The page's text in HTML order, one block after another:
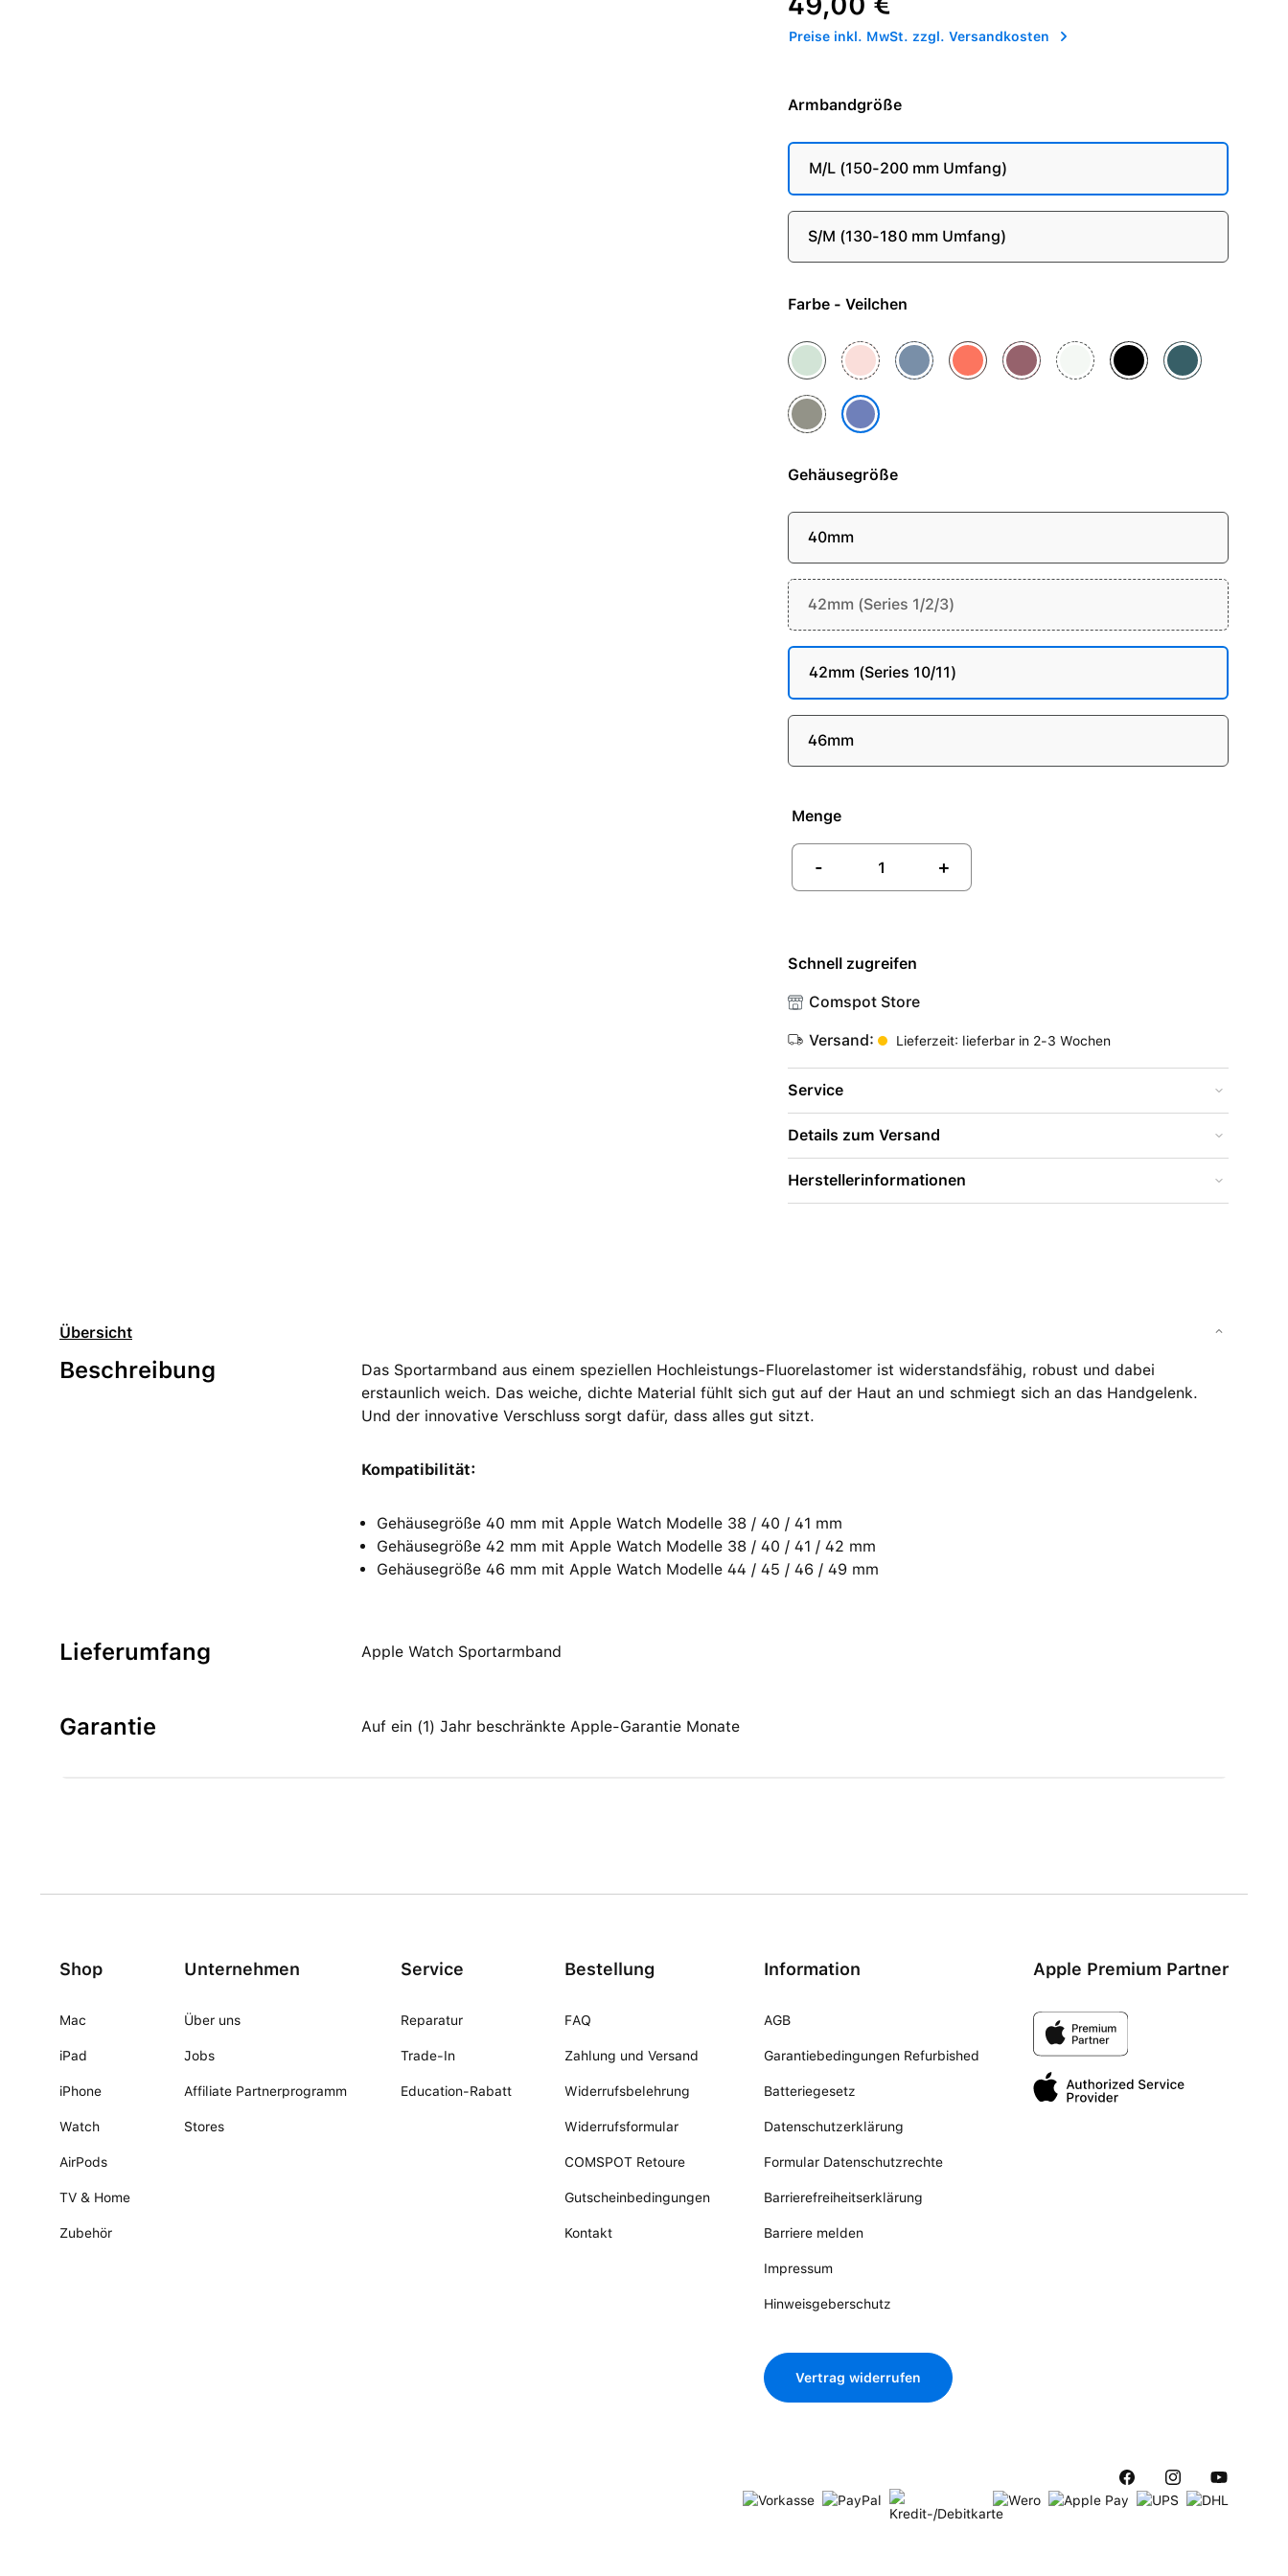
Preise inkl. MwSt. zzgl. Versandkosten
Armbandgröße
M/L (150-200 mm Umfang)
S/M (130-180 mm Umfang)
Farbe - Veilchen
AquamarinBlassrosaDenim MandarinePflaumePolarsternSchwarzSeegrün
SteingrauVeilchen
Gehäusegröße
40mm
42mm (Series 1/2/3)
42mm (Series 10/11)
46mm
Menge
- +
Schnell zugreifen
Comspot Store
Versand: Lieferzeit: lieferbar in 2-3 Wochen
Service
Details zum Versand
Herstellerinformationen
Übersicht
Beschreibung
Das Sportarmband aus einem speziellen Hochleistungs-Fluorelastomer ist widerstandsfähig, robust und dabei
erstaunlich weich. Das weiche, dichte Material fühlt sich gut auf der Haut an und schmiegt sich an das Handgelenk.
Und der innovative Verschluss sorgt dafür, dass alles gut sitzt.
Kompatibilität:
Gehäusegröße 40 mm mit Apple Watch Modelle 38 / 40 / 41 mm
Gehäusegröße 42 mm mit Apple Watch Modelle 38 / 40 / 41 / 42 mm
Gehäusegröße 46 mm mit Apple Watch Modelle 44 / 45 / 46 / 49 mm
Lieferumfang Apple Watch Sportarmband
Garantie Auf ein (1) Jahr beschränkte Apple-Garantie Monate
Shop
Mac
iPad
iPhone
Watch
AirPods
TV & Home
Zubehör
Unternehmen
Über uns
Jobs
Affiliate Partnerprogramm
Stores
Service
Reparatur
Trade-In
Education-Rabatt
Bestellung
FAQ
Zahlung und Versand
Widerrufsbelehrung
Widerrufsformular
COMSPOT Retoure
Gutscheinbedingungen
Kontakt
Information
AGB
Garantiebedingungen Refurbished
Batteriegesetz
Datenschutzerklärung
Formular Datenschutzrechte
Barrierefreiheitserklärung
Barriere melden
Impressum
Hinweisgeberschutz
Vertrag widerrufen
Apple Premium Partner